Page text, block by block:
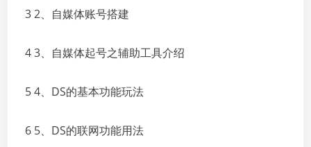
3 2、自媒体账号搭建
4 3、自媒体起号之辅助工具介绍
5 4、DS的基本功能玩法
6 5、DS的联网功能用法